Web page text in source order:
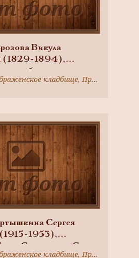
Викула
(1829-1894),
благотворителя
Москва, Преображенское кладбище, Преображенский вал ул., д. 17а
Сергея
(1915-1953),
Советского Союза
Москва, Преображенское кладбище, Преображенский вал ул., д. 17а